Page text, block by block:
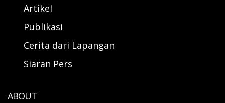
Artikel
Publikasi
Cerita dari Lapangan
Siaran Pers
ABOUT